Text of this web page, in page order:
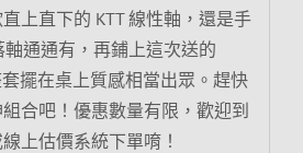
上直下的 KTT 線性軸，還是手
軸通通有，再鋪上這次送的
擺在桌上質感相當出眾。趕快
合吧！優惠數量有限，歡迎到
上估價系統下單唷！